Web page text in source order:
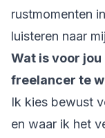
rustmomenten
luisteren naar
Wat is voor
freelancer te
Ik kies bewust
en waar ik het